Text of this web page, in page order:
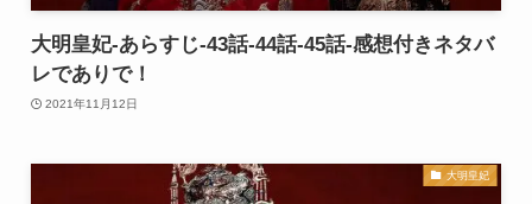
大明皇妃-あらすじ-43話-44話-45話-感想付きネタバ
レでありで！
2021年11月12日
大明皇妃